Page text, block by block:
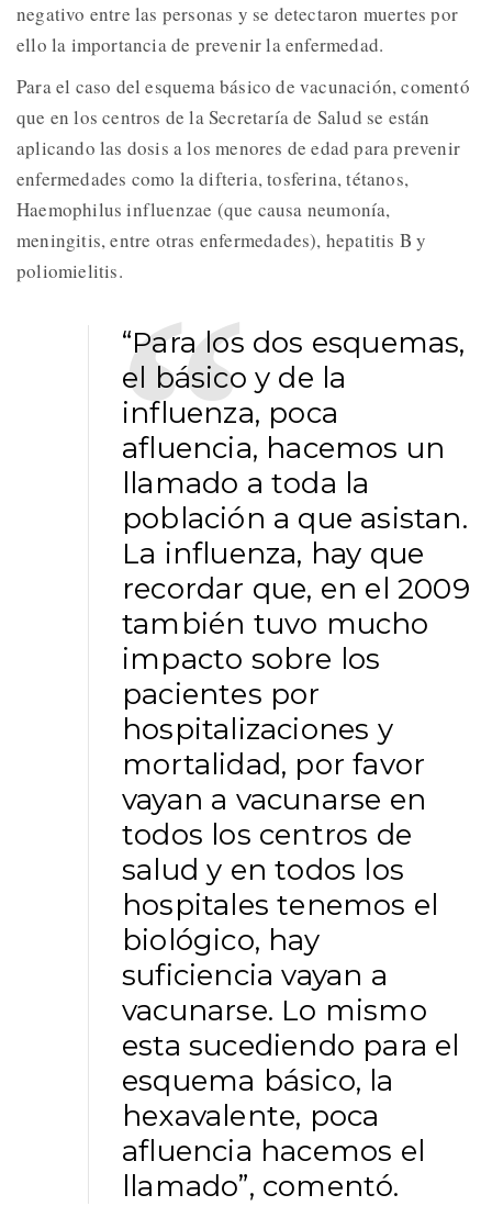
negativo entre las personas y se detectaron muertes por
ello la importancia de prevenir la enfermedad.
Para el caso del esquema básico de vacunación, comentó
que en los centros de la Secretaría de Salud se están
aplicando las dosis a los menores de edad para prevenir
enfermedades como la difteria, tosferina, tétanos,
Haemophilus influenzae (que causa neumonía,
meningitis, entre otras enfermedades), hepatitis B y
poliomielitis.
“Para los dos esquemas,
el básico y de la
influenza, poca
afluencia, hacemos un
llamado a toda la
población a que asistan.
La influenza, hay que
recordar que, en el 2009
también tuvo mucho
impacto sobre los
pacientes por
hospitalizaciones y
mortalidad, por favor
vayan a vacunarse en
todos los centros de
salud y en todos los
hospitales tenemos el
biológico, hay
suficiencia vayan a
vacunarse. Lo mismo
esta sucediendo para el
esquema básico, la
hexavalente, poca
afluencia hacemos el
llamado”, comentó.